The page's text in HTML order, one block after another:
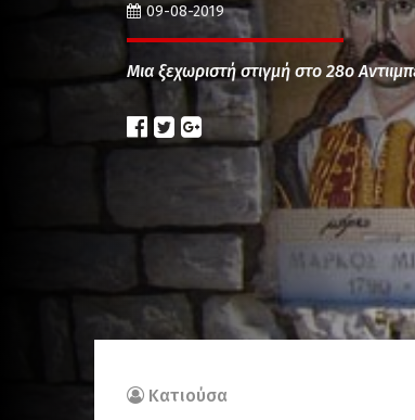
09-08-2019
Μια ξεχωριστή στιγμή στο 28ο
Κατιούσα